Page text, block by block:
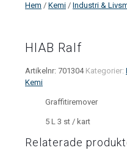
Hem / Kemi / Industri &
HIAB Ralf
Artikelnr: 701304 Kategorier:
Kemi
Graffitiremover
5 L 3 st / kart
Relaterade